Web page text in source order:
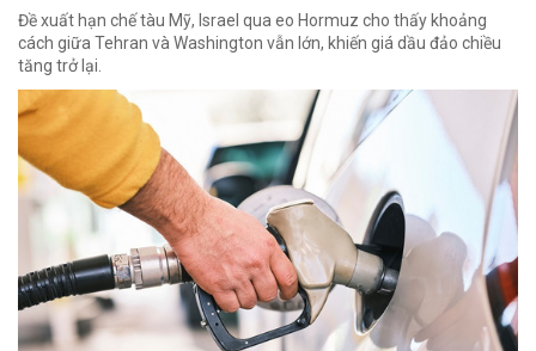
Đề xuất hạn chế tàu Mỹ, Israel qua eo Hormuz cho thấy khoảng
cách giữa Tehran và Washington vẫn lớn, khiến giá dầu đảo chiều
tăng trở lại.